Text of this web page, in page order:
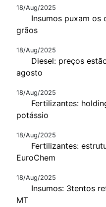
18/Aug/2025
Insumos puxam
grãos
18/Aug/2025
Diesel: preços
agosto
18/Aug/2025
Fertilizantes:
potássio
18/Aug/2025
Fertilizantes:
EuroChem
18/Aug/2025
Insumos: 3tentos
MT